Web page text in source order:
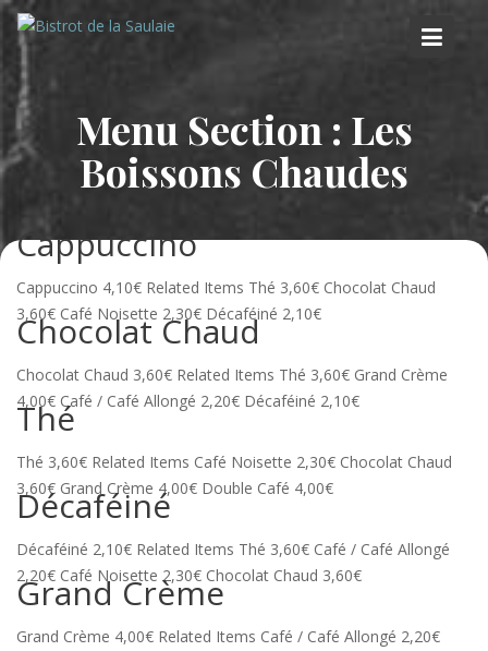
Skip
content
Menu Section : Les
Boissons Chaudes
Cappuccino
Cappuccino 4,10€ Related Items Thé 3,60€ Chocolat Chaud
3,60€ Café Noisette 2,30€ Décaféiné 2,10€
Chocolat Chaud
Chocolat Chaud 3,60€ Related Items Thé 3,60€ Grand Crème
4,00€ Café / Café Allongé 2,20€ Décaféiné 2,10€
Thé
Thé 3,60€ Related Items Café Noisette 2,30€ Chocolat Chaud
3,60€ Grand Crème 4,00€ Double Café 4,00€
Décaféiné
Décaféiné 2,10€ Related Items Thé 3,60€ Café / Café Allongé
2,20€ Café Noisette 2,30€ Chocolat Chaud 3,60€
Grand Crème
Grand Crème 4,00€ Related Items Café / Café Allongé 2,20€